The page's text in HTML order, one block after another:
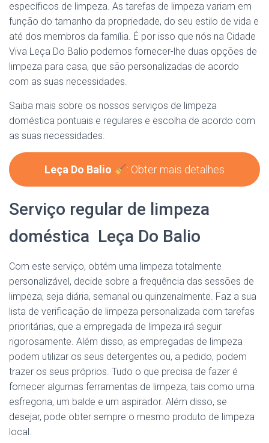
específicos de limpeza. As tarefas de limpeza variam em
função do tamanho da propriedade, do seu estilo de vida e
até dos membros da família. É por isso que nós na Cidade
Viva Leça Do Balio podemos fornecer-lhe duas opções de
limpeza para casa, que são personalizadas de acordo
com as suas necessidades.
Saiba mais sobre os nossos serviços de limpeza
doméstica pontuais e regulares e escolha de acordo com
as suas necessidades.
Leça Do Balio : Obter mais detalhes
Serviço regular de limpeza
doméstica Leça Do Balio
Com este serviço, obtém uma limpeza totalmente
personalizável, decide sobre a frequência das sessões de
limpeza, seja diária, semanal ou quinzenalmente. Faz a sua
lista de verificação de limpeza personalizada com tarefas
prioritárias, que a empregada de limpeza irá seguir
rigorosamente. Além disso, as empregadas de limpeza
podem utilizar os seus detergentes ou, a pedido, podem
trazer os seus próprios. Tudo o que precisa de fazer é
fornecer algumas ferramentas de limpeza, tais como uma
esfregona, um balde e um aspirador. Além disso, se
desejar, pode obter sempre o mesmo produto de limpeza
local.